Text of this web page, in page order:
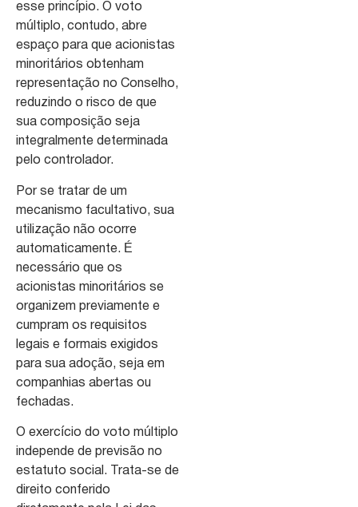
esse princípio. O voto
múltiplo, contudo, abre
espaço para que acionistas
minoritários obtenham
representação no Conselho,
reduzindo o risco de que
sua composição seja
integralmente determinada
pelo controlador.
Por se tratar de um
mecanismo facultativo, sua
utilização não ocorre
automaticamente. É
necessário que os
acionistas minoritários se
organizem previamente e
cumpram os requisitos
legais e formais exigidos
para sua adoção, seja em
companhias abertas ou
fechadas.
O exercício do voto múltiplo
independe de previsão no
estatuto social. Trata-se de
direito conferido